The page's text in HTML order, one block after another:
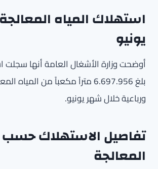
استهلاك المياه
يونيو
أوضحت وزارة الأشغال العامة أنها سجلت
بلغ 6.697.956 متراً مكعباً من المياه
ورباعية خلال شهر يونيو.
تفاصيل الاستهلاك
المعالجة